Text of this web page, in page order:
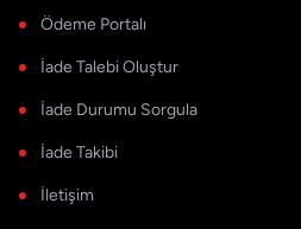
Ödeme Portalı
İade Talebi Oluştur
İade Durumu Sorgula
İade Takibi
İletişim